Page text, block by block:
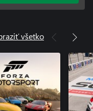
všetko